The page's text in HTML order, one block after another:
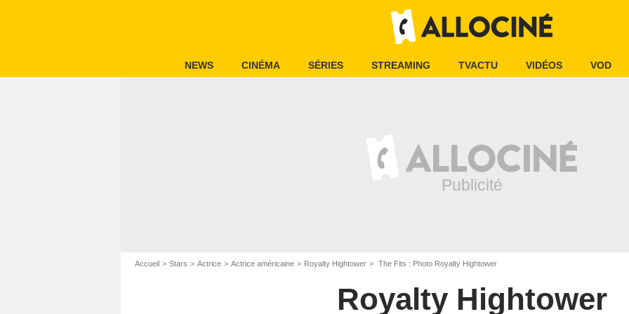
NEWS CINÉMA SÉRIES STREAMING TVACTU VIDÉOS VOD
Accueil Stars Actrice Actrice américaine Royalty Hightower The Fits : Photo Royalty Hightower
Royalty Hightower